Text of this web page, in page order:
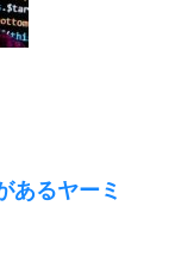
あるヤーミ